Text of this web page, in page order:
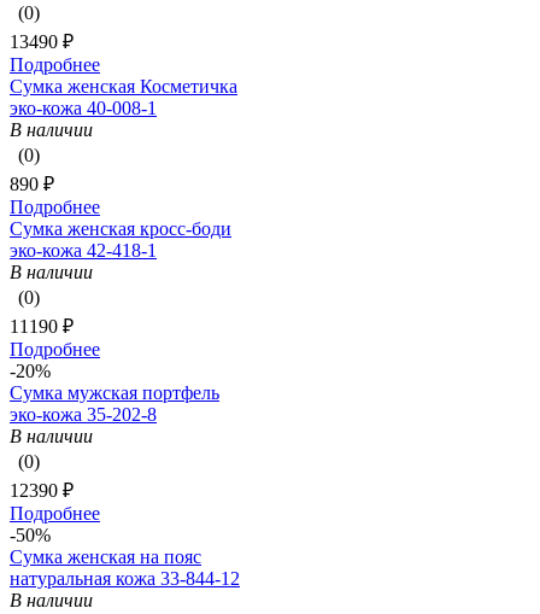
(0)
13490 ₽
Подробнее
Сумка женская Косметичка
эко-кожа 40-008-1
В наличии
(0)
890 ₽
Подробнее
Сумка женская кросс-боди
эко-кожа 42-418-1
В наличии
(0)
11190 ₽
Подробнее
-20%
Сумка мужская портфель
эко-кожа 35-202-8
В наличии
(0)
12390 ₽
Подробнее
-50%
Сумка женская на пояс
натуральная кожа 33-844-12
В наличии